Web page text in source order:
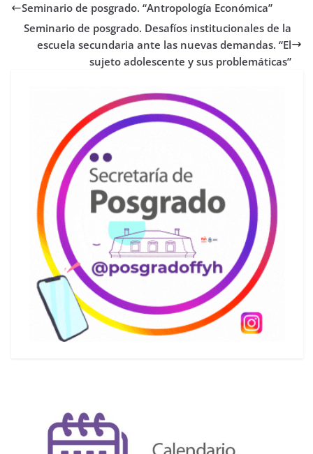
Seminario de posgrado. “Antropología Económica”
Seminario de posgrado. Desafíos institucionales de la
escuela secundaria ante las nuevas demandas. “El
sujeto adolescente y sus problemáticas”